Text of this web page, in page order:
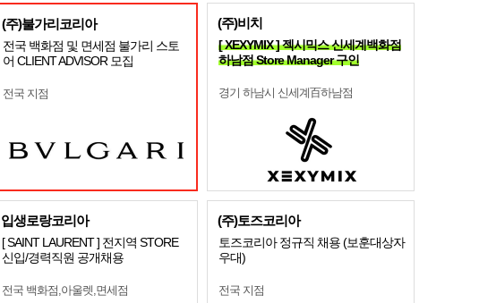
(주)불가리코리아
전국 백화점 및 면세점 불가리 스토
어 CLIENT ADVISOR 모집
전국 지점
(주)비치
[ XEXYMIX ] 젝시믹스 신세계백화점
하남점 Store Manager 구인
경기 하남시 신세계百하남점
입생로랑코리아
[ SAINT LAURENT ] 전지역 STORE
신입/경력직원 공개채용
전국 백화점,아울렛,면세점
(주)토즈코리아
토즈코리아 정규직 채용 (보훈대상자
우대)
전국 지점